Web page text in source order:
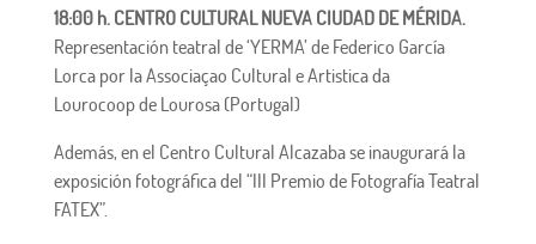
18:00 h. CENTRO CULTURAL NUEVA CIUDAD DE MÉRIDA.
Representación teatral de ‘YERMA’ de Federico García
Lorca por la Associaçao Cultural e Artistica da
Lourocoop de Lourosa (Portugal)
Además, en el Centro Cultural Alcazaba se inaugurará la
exposición fotográfica del “III Premio de Fotografía Teatral
FATEX”.